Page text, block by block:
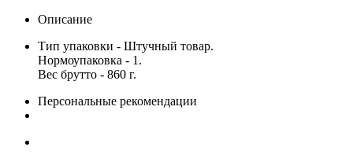
Описание
Тип упаковки - Штучный товар.
Нормоупаковка - 1.
Вес брутто - 860 г.
Персональные рекомендации